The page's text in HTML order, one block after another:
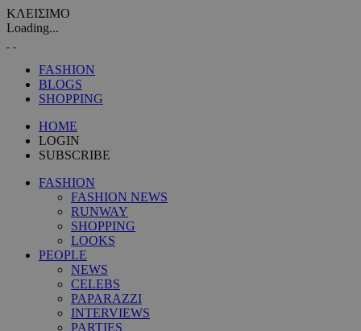
ΚΛΕΙΣΙΜΟ
Loading...
FASHION
BLOGS
SHOPPING
HOME
LOGIN
SUBSCRIBE
FASHION
FASHION NEWS
RUNWAY
SHOPPING
LOOKS
PEOPLE
NEWS
CELEBS
PAPARAZZI
INTERVIEWS
PARTIES